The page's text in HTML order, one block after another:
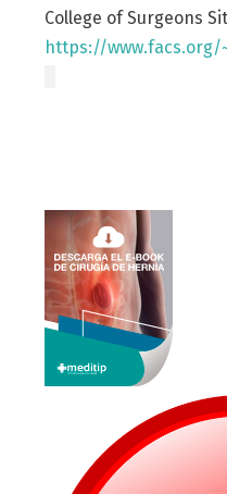
College of Surgeons
https://